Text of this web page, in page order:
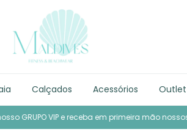
Calçados Acessórios Outlet
VIP e receba em primeira mão nossos conteúdos